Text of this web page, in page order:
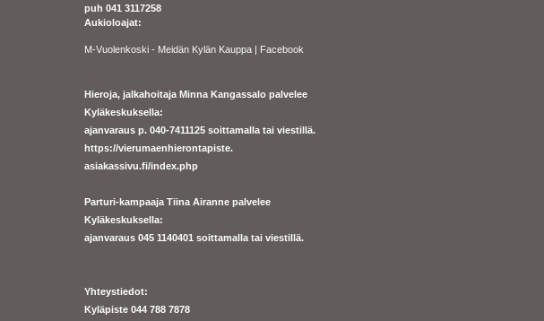
puh 041 3117258
Aukioloajat:
M-Vuolenkoski - Meidän Kylän Kauppa | Facebook
Hieroja, jalkahoitaja Minna Kangassalo palvelee
Kyläkeskuksella:
ajanvaraus p. 040-7411125 soittamalla tai viestillä.
https://vierumaenhierontapiste.
asiakassivu.fi/index.php
Parturi-kampaaja Tiina Airanne palvelee
Kyläkeskuksella:
ajanvaraus 045 1140401 soittamalla tai viestillä.
Yhteystiedot:
Kyläpiste 044 788 7878